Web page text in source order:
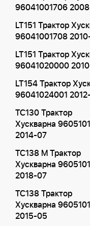
96041001706
LT151 Трактор
96041001708
LT151 Трактор
96041020000
LT154 Трактор
96041024001
TC130 Трактор
Хускварна
2014-07
TC138 M Трактор
Хускварна
2018-07
TC138 Трактор
Хускварна
2015-05